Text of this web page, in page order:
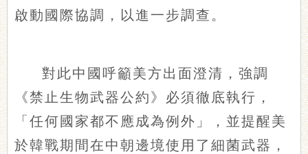
啟動國際協調，以進一步調查。
對此中國呼籲美方出面澄清，強調
《禁止生物武器公約》必須徹底執行，
「任何國家都不應成為例外」，並提醒美
於韓戰期間在中朝邊境使用了細菌武器，